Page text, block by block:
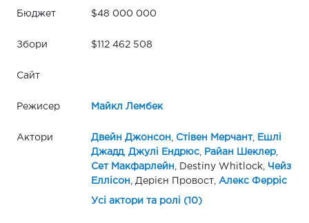
Бюджет $48 000 000
Збори $112 462 508
Сайт
Режисер Майкл Лембек
Актори Двейн Джонсон Стівен Мерчант,
Ешлі
Джадд, Джулі Ендрюс, Райан Шеклер,
Сет Макфарлейн , Destiny Whitlock,
Чейз
Еллісон , Дерієн Провост, Алекс Ферріс
Усі актори та ролі (10)